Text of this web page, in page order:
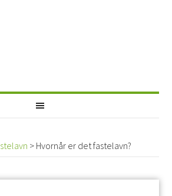
> Hvornår er det fastelavn?